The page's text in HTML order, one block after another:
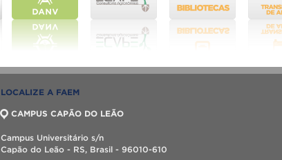
LOCALIZE A FAEM
CAMPUS CAPÃO DO LEÃO
Campus Universitário s/n
Capão do Leão - RS, Brasil - 96010-610